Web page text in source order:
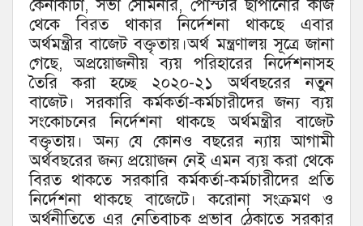
কেনাকাটা, সভা সেমিনার, পোস্টার ছাপানোর কাজ
থেকে বিরত থাকার নির্দেশনা থাকছে এবার
অর্থমন্ত্রীর বাজেট বক্তৃতায়।অর্থ মন্ত্রণালয় সূত্রে জানা
গেছে, অপ্রয়োজনীয় ব্যয় পরিহারের নির্দেশনাসহ
তৈরি করা হচ্ছে ২০২০-২১ অর্থবছরের নতুন
বাজেট। সরকারি কর্মকর্তা-কর্মচারীদের জন্য ব্যয়
সংকোচনের নির্দেশনা থাকছে অর্থমন্ত্রীর বাজেট
বক্তৃতায়। অন্য যে কোনও বছরের ন্যায় আগামী
অর্থবছরের জন্য প্রয়োজন নেই এমন ব্যয় করা থেকে
বিরত থাকতে সরকারি কর্মকর্তা-কর্মচারীদের প্রতি
নির্দেশনা থাকছে বাজেটে। করোনা সংক্রমণ ও
অর্থনীতিতে এর নেতিবাচক প্রভাব ঠেকাতে সরকার